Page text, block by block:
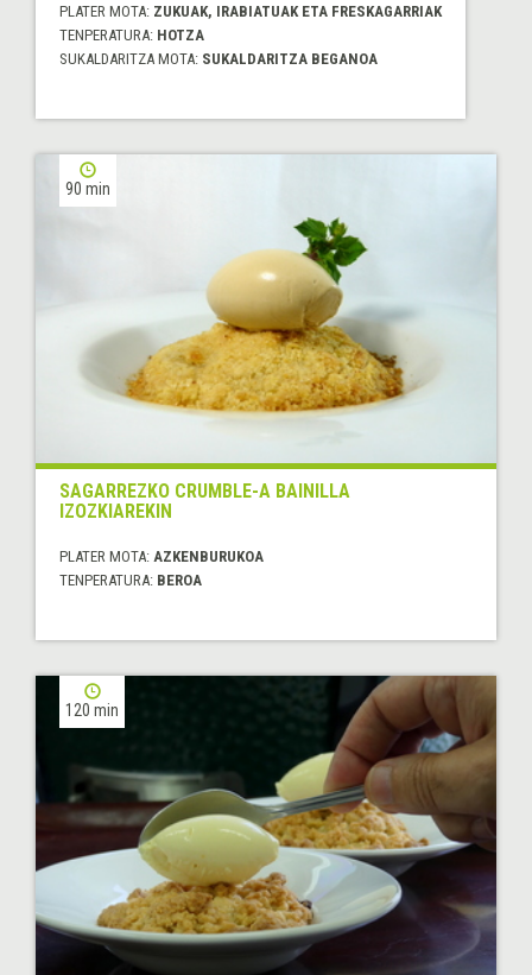
PLATER MOTA: ZUKUAK, IRABIATUAK ETA FRESKAGARRIAK
TENPERATURA: HOTZA
SUKALDARITZA MOTA: SUKALDARITZA BEGANOA
90 min
SAGARREZKO CRUMBLE-A BAINILLA
IZOZKIAREKIN
PLATER MOTA: AZKENBURUKOA
TENPERATURA: BEROA
120 min